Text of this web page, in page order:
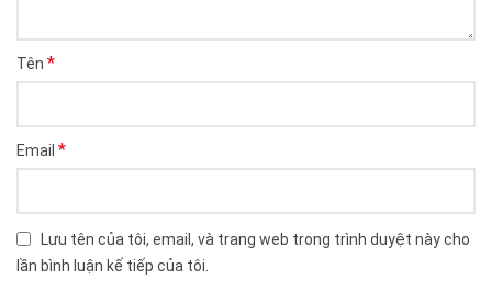
Tên *
Email *
Lưu tên của tôi, email, và trang web trong trình duyệt này cho
lần bình luận kế tiếp của tôi.